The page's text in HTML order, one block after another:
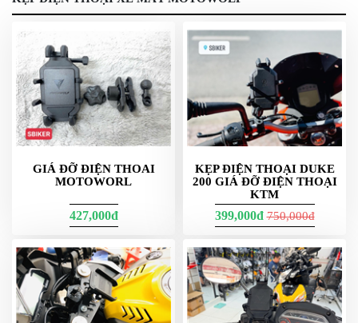
Giá đỡ điện thoại cho moto PKL tại Việt Nam: chọn sao
cho đúng nhu cầu
Moto phân khối lớn (PKL) chạy nhanh, rung nhiều, nên
giá đỡ điện thoại phải ưu tiênđộ chắc,giảm rung,khóa
an toànvàtương thích nhiều kích cỡ máy. Nhu cầu
phổ biến gồm dẫn đường, theo dõi áp suất lốp/track,
quay hành trình, và sạc khi đi tour dài ngày.
GIÁ ĐỠ ĐIỆN THOAI
MOTOWORL
427,000đ
KẸP ĐIỆN THOẠI DUKE
200 GIÁ ĐỠ ĐIỆN THOẠI
KTM
399,000đ750,000đ